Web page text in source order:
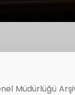
Müdürlüğü